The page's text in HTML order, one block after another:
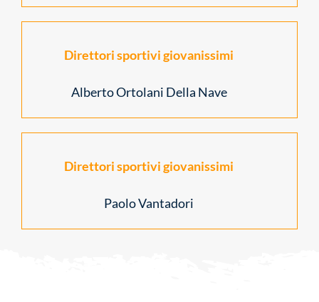
Direttori sportivi giovanissimi
Alberto Ortolani Della Nave
Direttori sportivi giovanissimi
Paolo Vantadori